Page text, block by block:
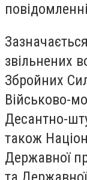
звільнених
Збройних
Військово-
Десантно-
також
Державної